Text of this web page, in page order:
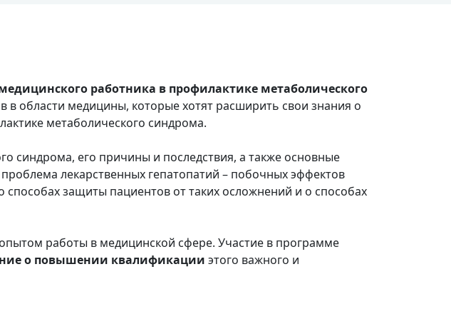
работника в профилактике метаболического
в области медицины, которые хотят расширить свои знания о
метаболического синдрома.
синдрома, его причины и последствия, а также основные
лекарственных гепатопатий – побочных эффектов
защиты пациентов от таких осложнений и о способах
работы в медицинской сфере. Участие в программе
о повышении квалификации этого важного и